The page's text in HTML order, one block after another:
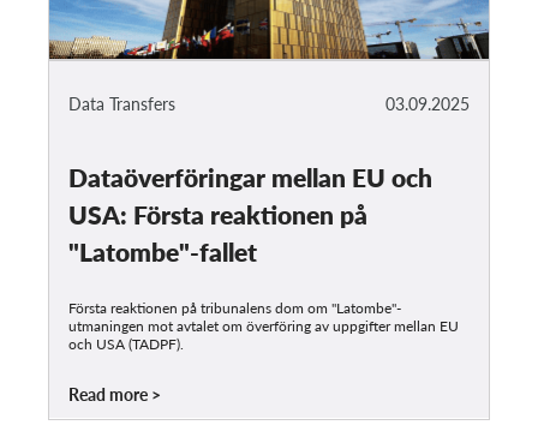
03.09.2025
Data Transfers
Dataöverföringar mellan EU och
USA: Första reaktionen på
"Latombe"-fallet
Första reaktionen på tribunalens dom om "Latombe"-
utmaningen mot avtalet om överföring av uppgifter mellan EU
och USA (TADPF).
Read more